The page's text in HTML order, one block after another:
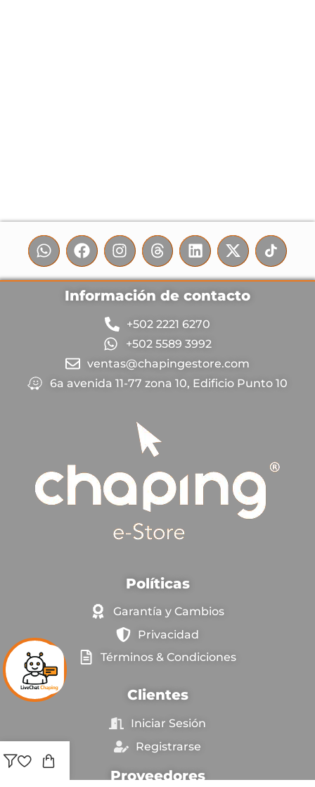
Información de contacto
+502 2221 6270
+502 5589 3992
ventas@chapingestore.com
6a avenida 11-77 zona 10, Edificio Punto 10
Políticas
Garantía y Cambios
Privacidad
Términos & Condiciones
Clientes
Iniciar Sesión
Registrarse
Proveedores